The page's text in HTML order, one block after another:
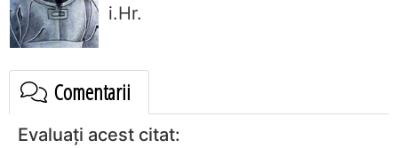
i.Hr.
Comentarii
Evaluați acest citat: